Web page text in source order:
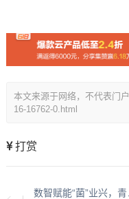
本文来源于网络，不代表门
16-16762-0.html
打赏
数智赋能“菌”业兴，青春助农向